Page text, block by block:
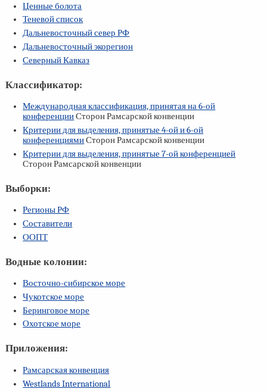
Ценные болота
Теневой список
Дальневосточный север РФ
Дальневосточный экорегион
Северный Кавказ
Классификатор:
Международная классификация, принятая на6-ой
конференцииСторон Рамсарской конвенции
Критерии для выделения, принятые4-ойи6-ой
конференциямиСторон Рамсарской конвенции
Критерии для выделения, принятые7-ойконференцией
Сторон Рамсарской конвенции
Выборки:
Регионы РФ
Составители
ООПТ
Водные колонии:
Восточно-сибирское море
Чукотское море
Беринговое море
Охотское море
Приложения:
Рамсарская конвенция
Westlands International